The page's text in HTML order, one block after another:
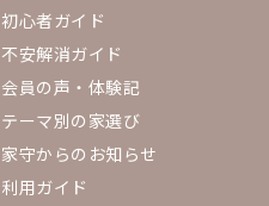
初心者ガイド
不安解消ガイド
会員の声・体験記
テーマ別の家選び
家守からのお知らせ
利用ガイド